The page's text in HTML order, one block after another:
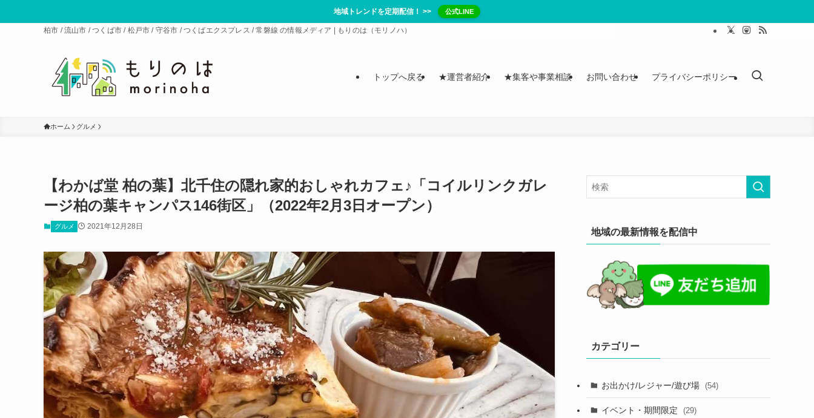
地域トレンドを定期配信！ >> 公式LINE
柏市 / 流山市 / つくば市 / 松戸市 / 守谷市 / つくばエクスプレス / 常磐線 の情報メディア | もりのは（モリノハ）
トップへ戻る ★運営者紹介 ★集客や事業相談 お問い合わせ プライバシーポリシー
ホーム グルメ
【わかば堂 柏の葉】北千住の隠れ家的おしゃれカフェ♪「コイルリンクガレ
ージ柏の葉キャンパス146街区」（2022年2月3日オープン）
グルメ 2021年12月28日
地域の最新情報を配信中
カテゴリー
お出かけ/レジャー/遊び場 (54)
イベント・期間限定 (29)